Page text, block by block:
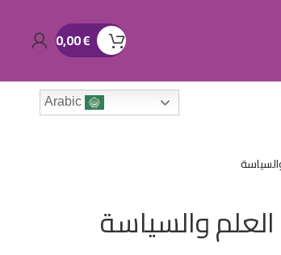
0,00€
Arabic
العلم والسياسة